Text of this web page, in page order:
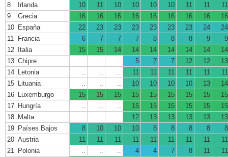
8
Irlanda 10 11 10 10 10 10 11 11
11
9
Grecia 16 16 16 16 16 16 16 16
16
10 España 22 23 23 23 23 23 23 24
24
11
Francia 6 7 7 7 8 8 8 9
9
12 Italia 15 15 14 14 14 14 14 14
14
13 Chipre 5 7 7 12 12
13
14 Letonia 11 11 11 11 11
11
15 Lituania 10 10 10 10 13
14
16 Luxemburgo 15 15 15 15 15 15 15 15
15
17 Hungría 15 15 15 15 15
15
18 Malta 12 13 13 13 13
13
19 Países Bajos 8 10 10 10 8 8 8 8
8
20 Austria 11 11 11 11 11 11 11 11
11
21
Polonia 4 4 7 8 11
11